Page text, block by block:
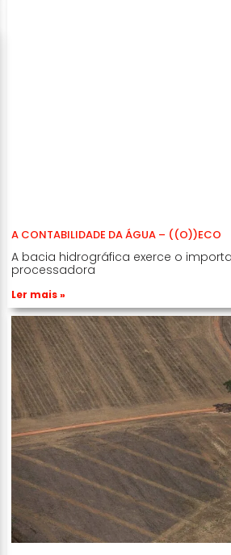
A CONTABILIDADE DA ÁGUA – ((O))ECO
A bacia hidrográfica exerce o
processadora
Ler mais »